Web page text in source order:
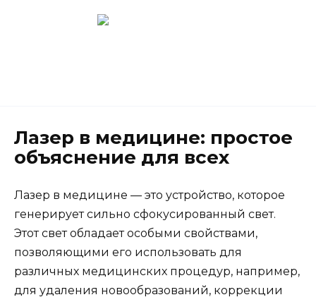
Лазер в медицине: простое
объяснение для всех
Лазер в медицине — это устройство, которое
генерирует сильно сфокусированный свет.
Этот свет обладает особыми свойствами,
позволяющими его использовать для
различных медицинских процедур, например,
для удаления новообразований, коррекции